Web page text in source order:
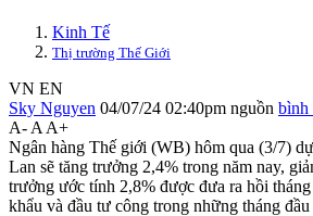
Kinh Tế
Thị trường Thế Giới
VN EN
Sky Nguyen 04/07/24 02:40pm nguồn bình
A- A A+
Ngân hàng Thế giới (WB) hôm qua (3/7)
Lan sẽ tăng trưởng 2,4% trong năm nay,
trưởng ước tính 2,8% được đưa ra hồi
khẩu và đầu tư công trong những tháng